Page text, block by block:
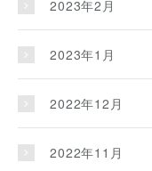
2023年2月
2023年1月
2022年12月
2022年11月